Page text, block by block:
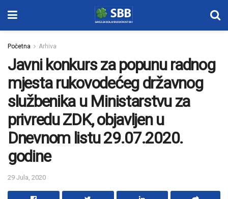
Početna Arhiva
Javni konkurs za popunu radnog
mjesta rukovodećeg državnog
službenika u Ministarstvu za
privredu ZDK, objavljen u
Dnevnom listu 29.07.2020.
godine
29 Jula, 2020